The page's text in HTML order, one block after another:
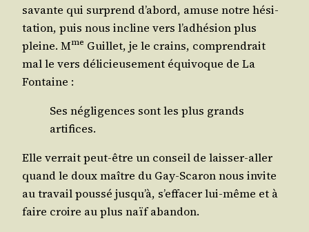
savante qui sur­prend d’a­bord, amuse notre hési­
ta­tion, puis nous incline vers l’adhé­sion plus
pleine. Mme Guillet, je le crains, com­pren­drait
mal le vers déli­cieu­se­ment équi­voque de La
Fontaine :
Ses négli­gences sont les plus grands
artifices.
Elle ver­rait peut-être un conseil de lais­ser-aller
quand le doux maître du Gay-Sca­ron nous invite
au tra­vail pous­sé jus­qu’à, s’ef­fa­cer lui-même et à
faire croire au plus naïf abandon.